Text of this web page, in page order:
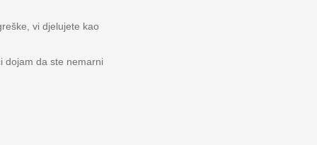
vi djelujete kao
dojam da ste nemarni